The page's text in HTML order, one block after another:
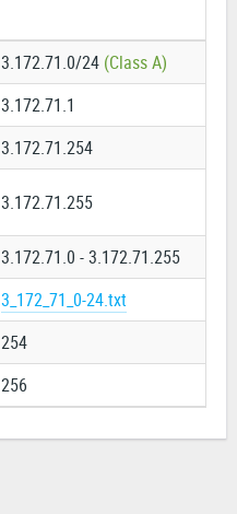
3.172.71.0/24 (Class A)
3.172.71.1
3.172.71.254
3.172.71.255
3.172.71.0 - 3.172.71.255
3_172_71_0-24.txt
254
256